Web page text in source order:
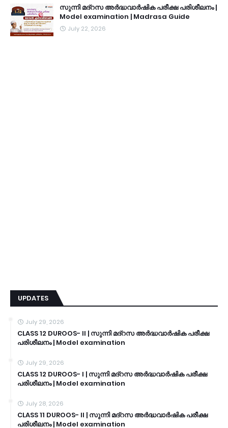
സുന്നി മദ്റസ അർദ്ധവാർഷിക പരീക്ഷ പരിശീലനം |
Model examination | Madrasa Guide
July 22, 2026
UPDATES
July 29, 2026
CLASS 12 DUROOS- II | സുന്നി മദ്റസ അർദ്ധവാർഷിക പരീക്ഷ
പരിശീലനം | Model examination
July 29, 2026
CLASS 12 DUROOS- I | സുന്നി മദ്റസ അർദ്ധവാർഷിക പരീക്ഷ
പരിശീലനം | Model examination
July 28, 2026
CLASS 11 DUROOS- II | സുന്നി മദ്റസ അർദ്ധവാർഷിക പരീക്ഷ
പരിശീലനം | Model examination